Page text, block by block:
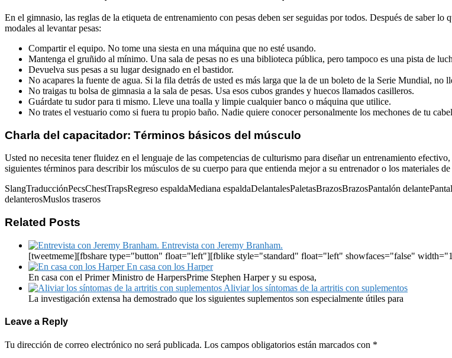
En el gimnasio, las reglas de la etiqueta de entrenamiento con pesas deben ser seguidas por todos. Después de saber lo
modales al levantar pesas:
Compartir el equipo. No tome una siesta en una máquina que no esté usando.
Mantenga el gruñido al mínimo. Una sala de pesas no es una biblioteca pública, pero tampoco es una pista de
Devuelva sus pesas a su lugar designado en el bastidor.
No acapares la fuente de agua. Si la fila detrás de usted es más larga que la de un boleto de la Serie Mundial, no
No traigas tu bolsa de gimnasia a la sala de pesas. Usa esos cubos grandes y huecos llamados casilleros.
Guárdate tu sudor para ti mismo. Lleve una toalla y limpie cualquier banco o máquina que utilice.
No trates el vestuario como si fuera tu propio baño. Nadie quiere conocer personalmente los mechones de tu
Charla del capacitador: Términos básicos del músculo
Usted no necesita tener fluidez en el lenguaje de las competencias de culturismo para diseñar un entrenamiento
siguientes términos para describir los músculos de su cuerpo para que entienda mejor a su entrenador o los materiales
SlangTraducciónPecsChestTrapsRegreso espaldaMediana espaldaDelantalesPaletasBrazosBrazosPantalón
delanterosMuslos traseros
Related Posts
Entrevista con Jeremy Branham.
[tweetmeme][fbshare type="button" float="left"][fblike style="standard" float="left" showfaces="false"
En casa con los Harper
En casa con el Primer Ministro de HarpersPrime Stephen Harper y su esposa,
Aliviar los síntomas de la artritis con suplementos
La investigación extensa ha demostrado que los siguientes suplementos son especialmente útiles para
Leave a Reply
Tu dirección de correo electrónico no será publicada. Los campos obligatorios están marcados con *